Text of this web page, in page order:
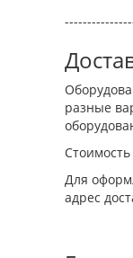
разные
Для
адрес